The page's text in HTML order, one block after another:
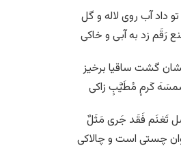
داد آب روی لاله و گل
رَقَم زد به آبی و خاکی
گشت ساقیا برخیز
کَرمٍ مُطَیَّبٍ زاکی
تَغنَم فَقَد جَری مَثَلٌ
چستی است و چالاکی